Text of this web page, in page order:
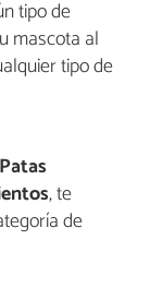
tipo de
mascota al
tipo de
Patas
, te
de